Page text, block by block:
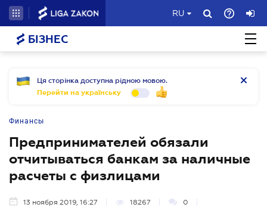
RU
БІЗНЕС
Ця сторінка доступна рідною мовою.
Перейти на українську
Финансы
Предпринимателей обязали
отчитываться банкам за наличные
расчеты с физлицами
13 ноября 2019, 16:27 18267 0